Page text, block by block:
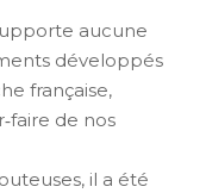
aucune
développés
française,
de nos
il a été